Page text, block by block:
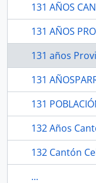
131 AÑOS
131 AÑOS
131 años
131
131
132 Años
132 Cantón
...